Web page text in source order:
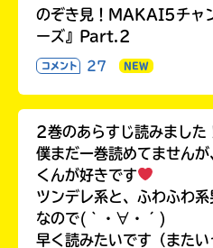
のぞき見！MAKAI5チャ
ーズ』Part.2
コメント 27 NEW
2巻のあらすじ読みました
僕まだ一巻読めてません
くんが好きです
ツンデレ系と、ふわふわ
なので(｀・∀・´)
早く読みたいです（またい